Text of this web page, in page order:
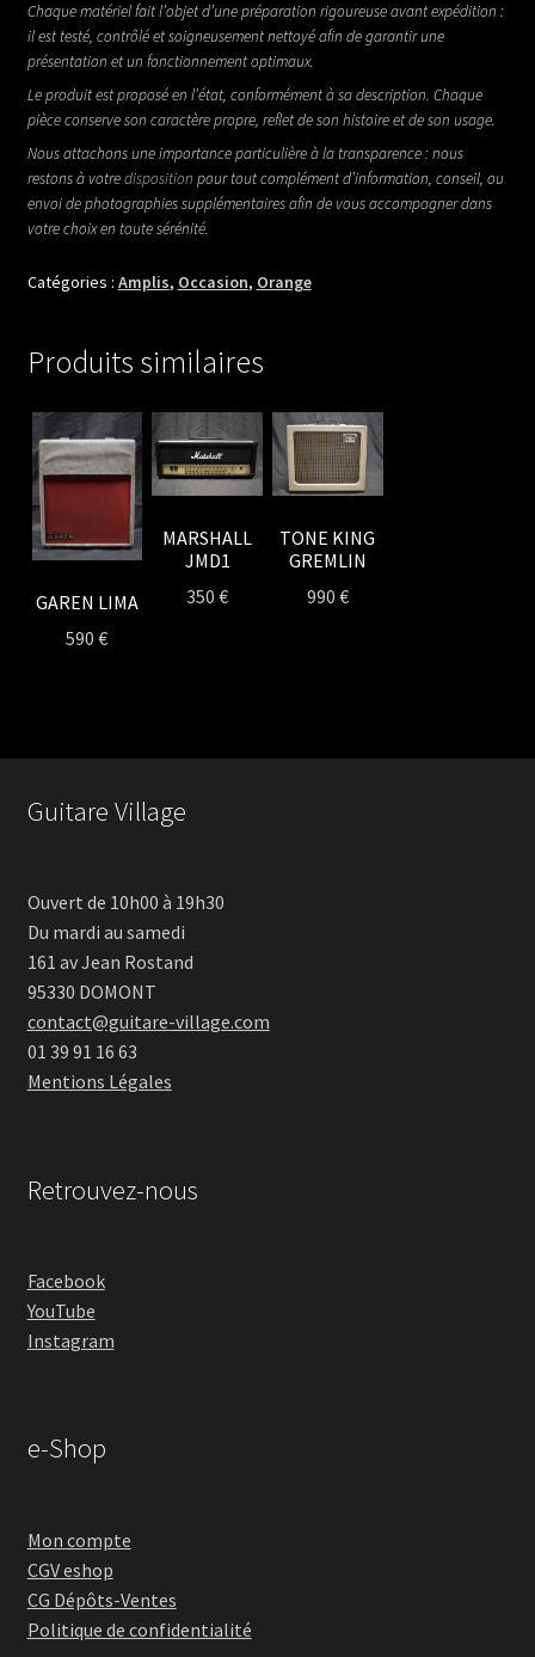
Chaque matériel fait l’objet d’une préparation rigoureuse avant expédition :
il est testé, contrôlé et soigneusement nettoyé afin de garantir une
présentation et un fonctionnement optimaux.
Le produit est proposé en l’état, conformément à sa description. Chaque
pièce conserve son caractère propre, reflet de son histoire et de son usage.
Nous attachons une importance particulière à la transparence : nous
restons à votredisposition pour tout complément d’information, conseil, ou
envoi de photographies supplémentaires afin de vous accompagner dans
votre choix en toute sérénité.
Catégories : Amplis, Occasion, Orange
Produits similaires
GAREN LIMA
590€
MARSHALL
JMD1
350€
TONE KING
GREMLIN
990 €
Guitare Village
Ouvert de 10h00 à 19h30
Du mardi au samedi
161 av Jean Rostand
95330 DOMONT
contact@guitare-village.com
01 39 91 16 63
Mentions Légales
Retrouvez-nous
Facebook
YouTube
Instagram
e-Shop
Mon compte
CGV eshop
CG Dépôts-Ventes
Politique de confidentialité